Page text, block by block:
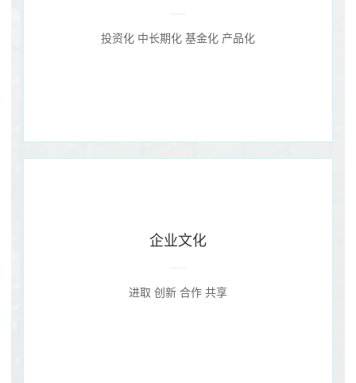
投资化 中长期化 基金化 产品化
企业文化
进取 创新 合作 共享